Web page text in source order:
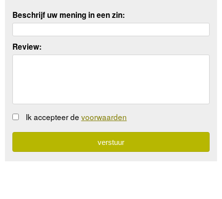
Beschrijf uw mening in een zin:
Review:
Ik accepteer de voorwaarden